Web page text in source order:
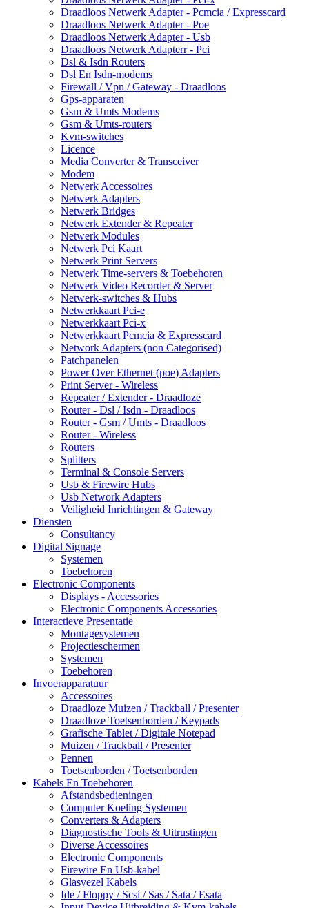
Draadloos Netwerk Adapter - Pcmcia / Expresscard
Draadloos Netwerk Adapter - Poe
Draadloos Netwerk Adapter - Usb
Draadloos Netwerk Adapterr - Pci
Dsl & Isdn Routers
Dsl En Isdn-modems
Firewall / Vpn / Gateway - Draadloos
Gps-apparaten
Gsm & Umts Modems
Gsm & Umts-routers
Kvm-switches
Licence
Media Converter & Transceiver
Modem
Netwerk Accessoires
Netwerk Adapters
Netwerk Bridges
Netwerk Extender & Repeater
Netwerk Modules
Netwerk Pci Kaart
Netwerk Print Servers
Netwerk Time-servers & Toebehoren
Netwerk Video Recorder & Server
Netwerk-switches & Hubs
Netwerkkaart Pci-e
Netwerkkaart Pci-x
Netwerkkaart Pcmcia & Expresscard
Network Adapters (non Categorised)
Patchpanelen
Power Over Ethernet (poe) Adapters
Print Server - Wireless
Repeater / Extender - Draadloze
Router - Dsl / Isdn - Draadloos
Router - Gsm / Umts - Draadloos
Router - Wireless
Routers
Splitters
Terminal & Console Servers
Usb & Firewire Hubs
Usb Network Adapters
Veiligheid Inrichtingen & Gateway
Diensten
Consultancy
Digital Signage
Systemen
Toebehoren
Electronic Components
Displays - Accessories
Electronic Components Accessories
Interactieve Presentatie
Montagesystemen
Projectieschermen
Systemen
Toebehoren
Invoerapparatuur
Accessoires
Draadloze Muizen / Trackball / Presenter
Draadloze Toetsenborden / Keypads
Grafische Tablet / Digitale Notepad
Muizen / Trackball / Presenter
Pennen
Toetsenborden / Toetsenborden
Kabels En Toebehoren
Afstandsbedieningen
Computer Koeling Systemen
Converters & Adapters
Diagnostische Tools & Uitrustingen
Diverse Accessoires
Electronic Components
Firewire En Usb-kabel
Glasvezel Kabels
Ide / Floppy / Scsi / Sas / Sata / Esata